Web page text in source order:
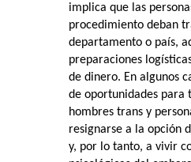
implica que las
procedimiento deban
departamento o país,
preparaciones
de dinero. En algunos
de oportunidades para
hombres trans y
resignarse a la opción
y, por lo tanto, a vivir